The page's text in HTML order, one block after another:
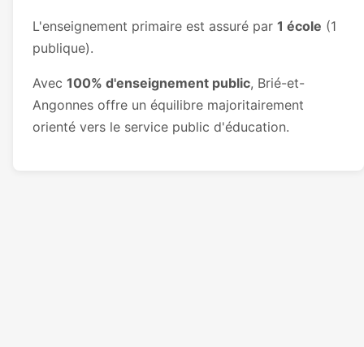
L'enseignement primaire est assuré par 1 école (1
publique).
Avec 100% d'enseignement public, Brié-et-
Angonnes offre un équilibre majoritairement
orienté vers le service public d'éducation.